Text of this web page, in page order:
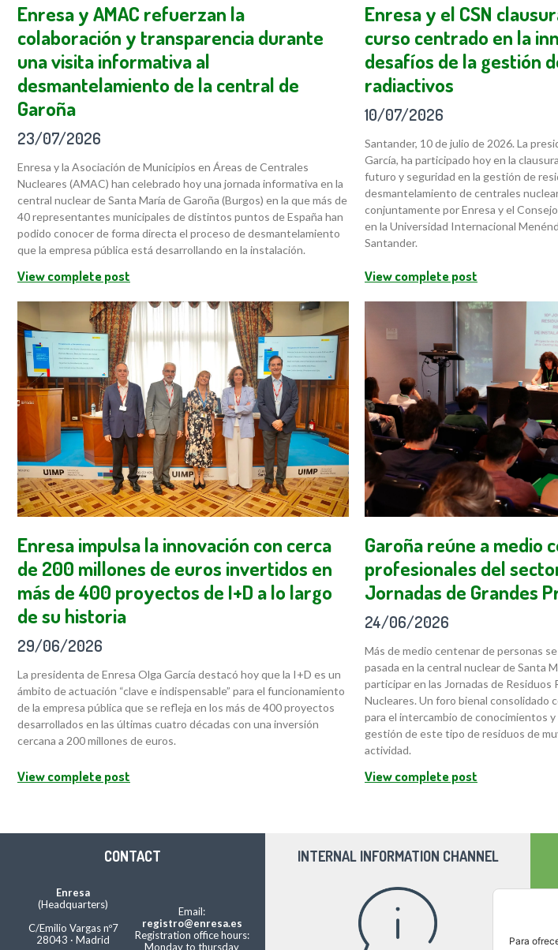
Para
Enresa y AMAC refuerzan la
colaboración y transparencia durante
una visita informativa al
desmantelamiento de la central de
Garoña
23/07/2026
Enresa y la Asociación de Municipios en Áreas de Centrales
Nucleares (AMAC) han celebrado hoy una jornada informativa en la
central nuclear de Santa María de Garoña (Burgos) en la que más de
40 representantes municipales de distintos puntos de España han
podido conocer de forma directa el proceso de desmantelamiento
que la empresa pública está desarrollando en la instalación.
View complete post
Enresa y el CSN
curso centrado en la
desafíos de la gestión
radiactivos
10/07/2026
Santander, 10 de julio de 2026. La
García, ha participado hoy en la
futuro y seguridad en la gestión de
desmantelamiento de centrales
conjuntamente por Enresa y el
en la Universidad Internacional
Santander.
View complete post
Enresa impulsa la innovación con cerca
de 200 millones de euros invertidos en
más de 400 proyectos de I+D a lo largo
de su historia
29/06/2026
La presidenta de Enresa Olga García destacó hoy que la I+D es un
ámbito de actuación “clave e indispensable” para el funcionamiento
de la empresa pública que se refleja en los más de 400 proyectos
desarrollados en las últimas cuatro décadas con una inversión
cercana a 200 millones de euros.
View complete post
Garoña reúne a medio
profesionales del
Jornadas de Grandes
24/06/2026
Más de medio centenar de personas
pasada en la central nuclear de Santa
participar en las Jornadas de
Nucleares. Un foro bienal consolidado
para el intercambio de conocimientos
gestión de este tipo de residuos de
actividad.
View complete post
CONTACT
Enresa
(Headquarters)
C/Emilio Vargas nº7
28043 · Madrid
Email:
registro@enresa.es
Registration office hours:
Monday to thursday
INTERNAL INFORMATION CHANNEL